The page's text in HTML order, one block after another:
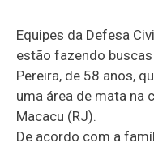
Equipes da Defesa
estão fazendo
Pereira, de 58 anos,
uma área de mata na
Macacu (RJ).
De acordo com a